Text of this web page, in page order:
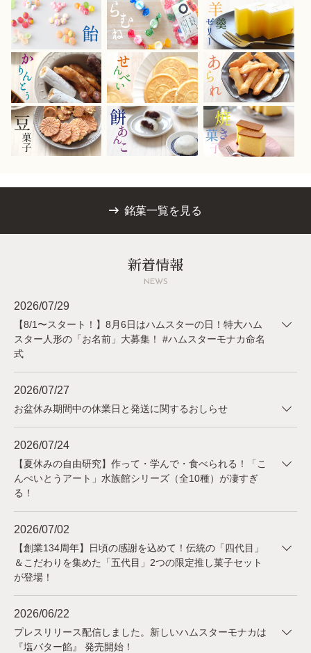
お買い物を続ける
カートへ進む
銘菓一覧を見る
新着情報
NEWS
2026/07/29
【8/1〜スタート！】8月6日はハムスターの日！特大ハム
スター人形の「お名前」大募集！ #ハムスターモナカ命名
式
2026/07/27
お盆休み期間中の休業日と発送に関するおしらせ
2026/07/24
【夏休みの自由研究】作って・学んで・食べられる！「こ
んぺいとうアート」水族館シリーズ（全10種）が凄すぎ
る！
2026/07/02
【創業134周年】日頃の感謝を込めて！伝統の「四代目」
＆こだわりを集めた「五代目」2つの限定推し菓子セット
が登場！
2026/06/22
プレスリリース配信しました。新しいハムスターモナカは
『塩バター餡』 発売開始！